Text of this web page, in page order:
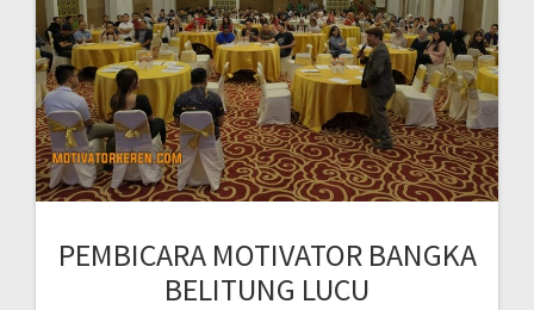
PEMBICARA MOTIVATOR BANGKA
BELITUNG LUCU